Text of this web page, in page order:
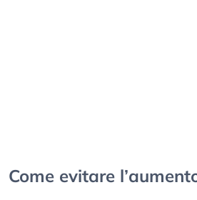
Come evitare